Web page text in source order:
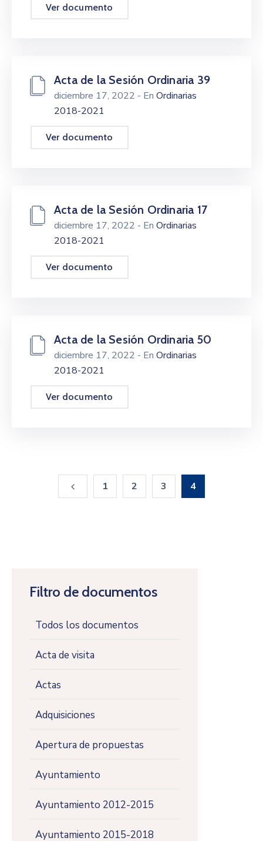
Filtro de documentos
Todos los documentos
Acta de visita
Actas
Adquisiciones
Apertura de propuestas
Ayuntamiento
Ayuntamiento 2012-2015
Ayuntamiento 2015-2018
Ver documento
Acta de la Sesión Ordinaria 39
diciembre 17, 2022 - En Ordinarias
2018-2021
Ver documento
Acta de la Sesión Ordinaria 17
diciembre 17, 2022 - En Ordinarias
2018-2021
Ver documento
Acta de la Sesión Ordinaria 50
diciembre 17, 2022 - En Ordinarias
2018-2021
Ver documento
1 2 3 4